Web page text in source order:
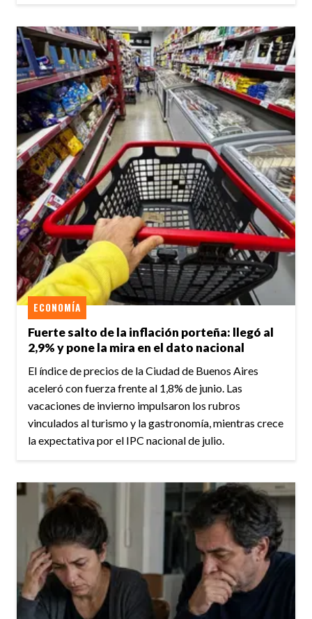
Fuerte salto de la inflación porteña: llegó al
2,9% y pone la mira en el dato nacional
ECONOMÍA
El índice de precios de la Ciudad de Buenos Aires
aceleró con fuerza frente al 1,8% de junio. Las
vacaciones de invierno impulsaron los rubros
vinculados al turismo y la gastronomía, mientras crece
la expectativa por el IPC nacional de julio.